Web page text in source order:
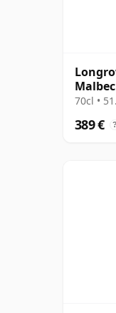
70cl •
389 € ?